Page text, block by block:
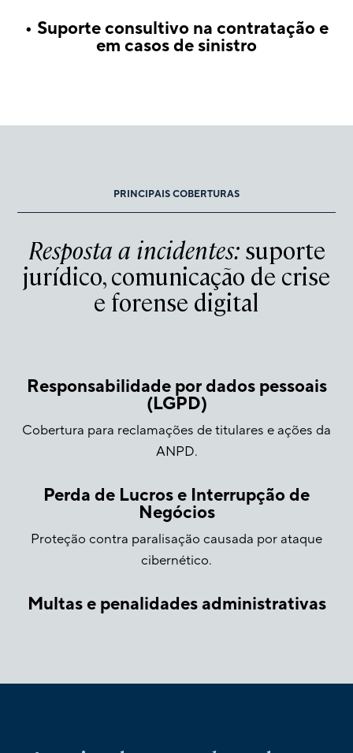
• Suporte consultivo na contratação e
em casos de sinistro
PRINCIPAIS COBERTURAS
Resposta a incidentes:suporte
jurídico, comunicação de crise
e forense digital
Responsabilidade por dados pessoais
(LGPD)
Cobertura para reclamações de titulares e ações da
ANPD.
Perda de Lucros e Interrupção de
Negócios
Proteção contra paralisação causada por ataque
cibernético.
Multas e penalidades administrativas